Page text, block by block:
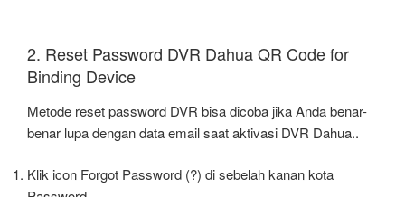
2. Reset Password DVR Dahua QR Code for
Binding Device
Metode reset password DVR bisa dicoba jika Anda benar-
benar lupa dengan data email saat aktivasi DVR Dahua..
Klik icon Forgot Password (?) di sebelah kanan kota